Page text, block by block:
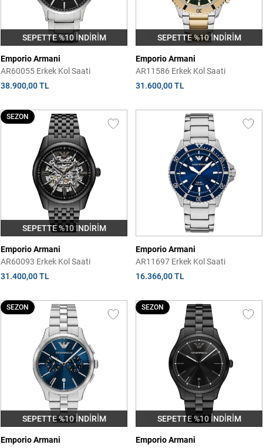
SEPETTE %10 İNDİRİM
Emporio Armani
AR60055 Erkek Kol Saati
38.900,00 TL
SEPETTE %10 İNDİRİM
Emporio Armani
AR11586 Erkek Kol Saati
31.600,00 TL
SEPETTE %10 İNDİRİM
SEZON
Emporio Armani
AR60093 Erkek Kol Saati
31.400,00 TL
Emporio Armani
AR11697 Erkek Kol Saati
16.366,00 TL
SEPETTE %10 İNDİRİM
SEZON
Emporio Armani
SEPETTE %10 İNDİRİM
SEZON
Emporio Armani